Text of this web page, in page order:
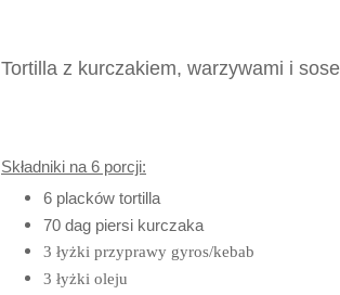
Tortilla z kurczakiem, warzywami i
Składniki na 6 porcji:
6 placków tortilla
70 dag piersi kurczaka
3 łyżki przyprawy gyros/kebab
3 łyżki oleju